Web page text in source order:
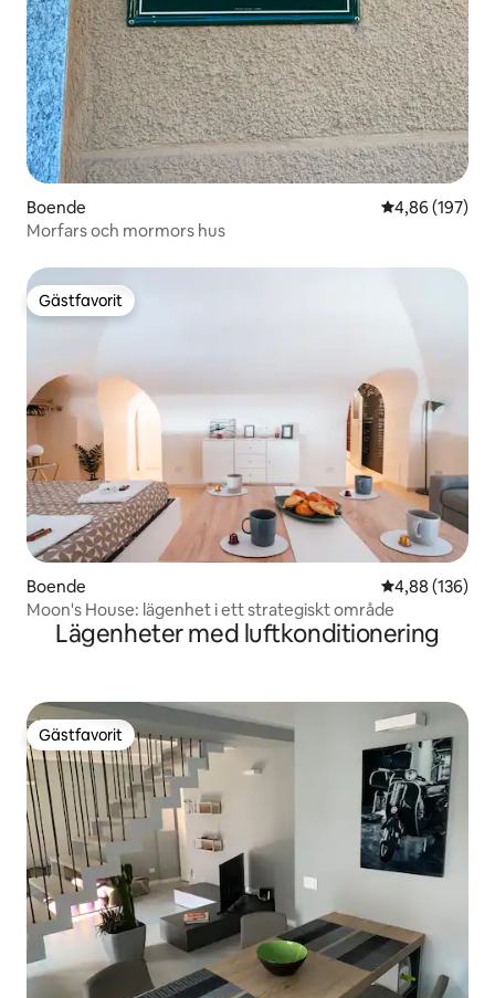
Boende 4,86 av 5 i
4,86 (197)
Morfars och mormors hus
Gästfavorit
Gästfavorit
Boende 4,88 av 5 i
4,88 (136)
Moon's House: lägenhet i ett strategiskt område
Lägenheter med luftkonditionering
Gästfavorit
Gästfavorit